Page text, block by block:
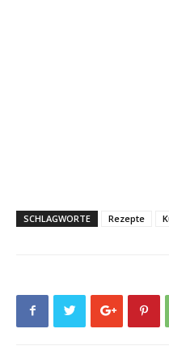
SCHLAGWORTE Rezepte